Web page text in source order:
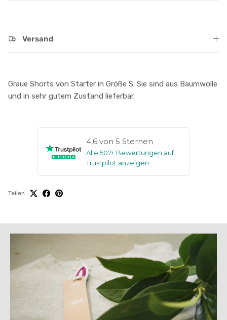
Versand
Graue Shorts von Starter in Größe S. Sie sind aus Baumwolle
und in sehr gutem Zustand lieferbar.
4,6 von 5 Sternen
Alle 507+ Bewertungen auf
Trustpilot anzeigen
Teilen